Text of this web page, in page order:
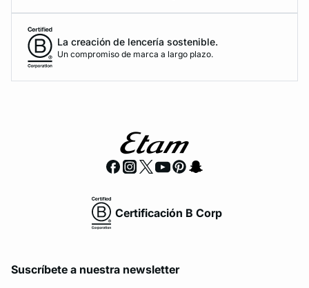
La creación de lencería sostenible.
Un compromiso de marca a largo plazo.
Certificación B Corp
Suscríbete a nuestra newsletter